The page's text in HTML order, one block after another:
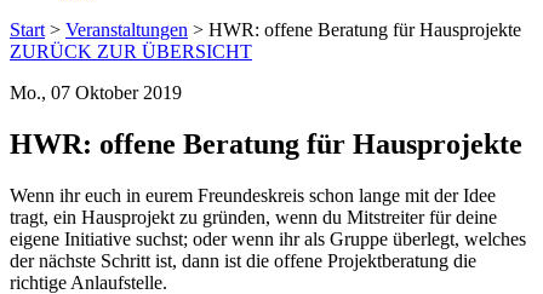
Start > Veranstaltungen > HWR: offene Beratung für Hausprojekte
ZURÜCK ZUR ÜBERSICHT
Mo., 07 Oktober 2019
HWR: offene Beratung für Hausprojekte
Wenn ihr euch in eurem Freundeskreis schon lange mit der Idee
tragt, ein Hausprojekt zu gründen, wenn du Mitstreiter für deine
eigene Initiative suchst; oder wenn ihr als Gruppe überlegt, welches
der nächste Schritt ist, dann ist die offene Projektberatung die
richtige Anlaufstelle.